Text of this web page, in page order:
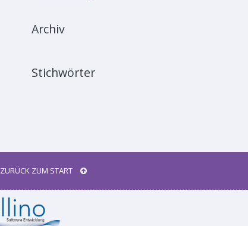
Archiv
Stichwörter
ZURÜCK ZUM START